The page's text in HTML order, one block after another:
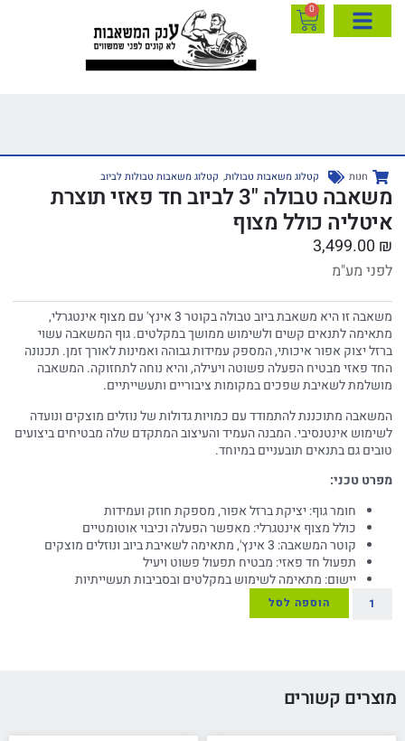
0
חנות קטלוג משאבות טבולות, קטלוג משאבות טבולות לביוב
משאבה טבולה "3 לביוב חד פאזי תוצרת
איטליה כולל מצוף
3,499.00 ₪
לפני מע"מ
משאבה זו היא משאבת ביוב טבולה בקוטר 3 אינץ' עם מצוף אינטגרלי,
מתאימה לתנאים קשים ולשימוש ממושך במקלטים. גוף המשאבה עשוי
ברזל יצוק אפור איכותי, המספק עמידות גבוהה ואמינות לאורך זמן. תכנונה
החד פאזי מבטיח הפעלה פשוטה ויעילה, והיא נוחה לתחזוקה. המשאבה
מושלמת לשאיבת שפכים במקומות ציבוריים ותעשייתיים.
המשאבה מתוכננת להתמודד עם כמויות גדולות של נוזלים מוצקים ונועדה
לשימוש אינטנסיבי. המבנה העמיד והעיצוב המתקדם שלה מבטיחים ביצועים
טובים גם בתנאים תובעניים במיוחד.
מפרט טכני:
חומר גוף: יציקת ברזל אפור, מספקת חוזק ועמידות
כולל מצוף אינטגרלי: מאפשר הפעלה וכיבוי אוטומטיים
קוטר המשאבה: 3 אינץ', מתאימה לשאיבת ביוב ונוזלים מוצקים
תפעול חד פאזי: מבטיח תפעול פשוט ויעיל
יישום: מתאימה לשימוש במקלטים ובסביבות תעשייתיות
הוספה לסל
מוצרים קשורים